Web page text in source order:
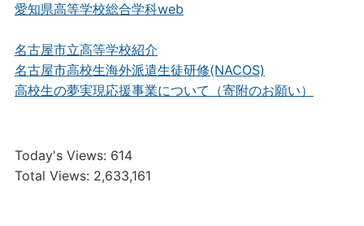
愛知県高等学校総合学科web
名古屋市立高等学校紹介
名古屋市高校生海外派遣生徒研修(NACOS)
高校生の夢実現応援事業について（寄附のお願い）
Today's Views: 614
Total Views: 2,633,161